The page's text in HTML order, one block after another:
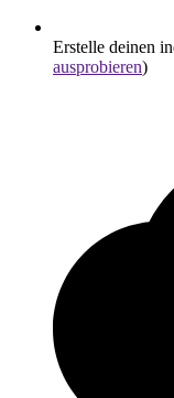
Erstelle deinen
ausprobieren)